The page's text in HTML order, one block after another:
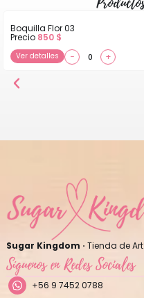
Boquilla Flor 03
Precio 850 $
Ver detalles − +
Sugar Kingdom · Tienda de
Síguenos en Redes Sociales
+56 9 7452 0788